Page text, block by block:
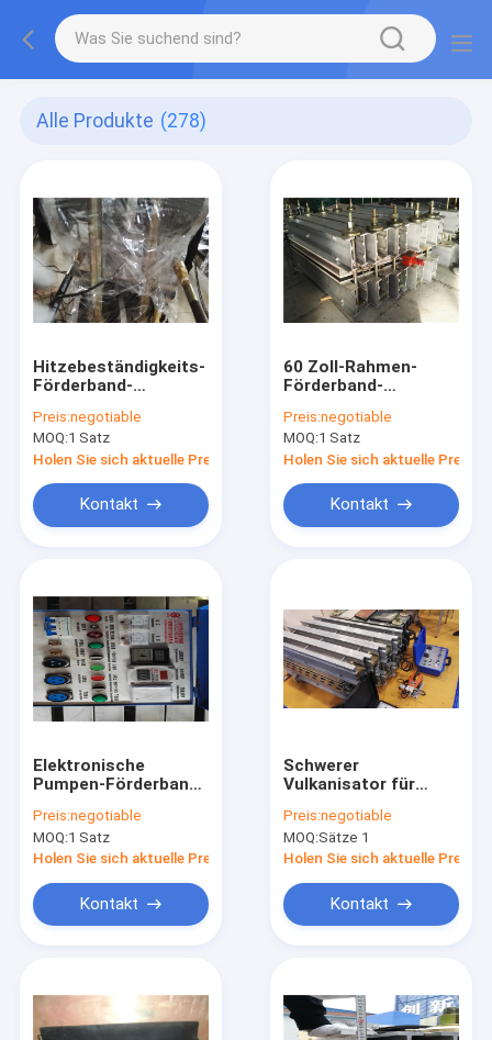
Alle Produkte (278)
Hitzebeständigkeits-
Förderband-
für Metallurgie
830mm×1750mm
Preis:negotiable
MOQ:1 Satz
Holen Sie sich aktuelle Preis
Kontakt
60 Zoll-Rahmen-
Förderband-
mit Druck-Stange
1620mm×500mm
Preis:negotiable
MOQ:1 Satz
Holen Sie sich aktuelle Preis
Kontakt
Elektronische
Pumpen-Förderband-
Kühlsystem-Gestalt
in den Platteen
Preis:negotiable
MOQ:1 Satz
Holen Sie sich aktuelle Preis
Kontakt
Schwerer
Vulkanisator für
mit E-Querträger
Preis:negotiable
MOQ:Sätze 1
Holen Sie sich aktuelle Preis
Kontakt